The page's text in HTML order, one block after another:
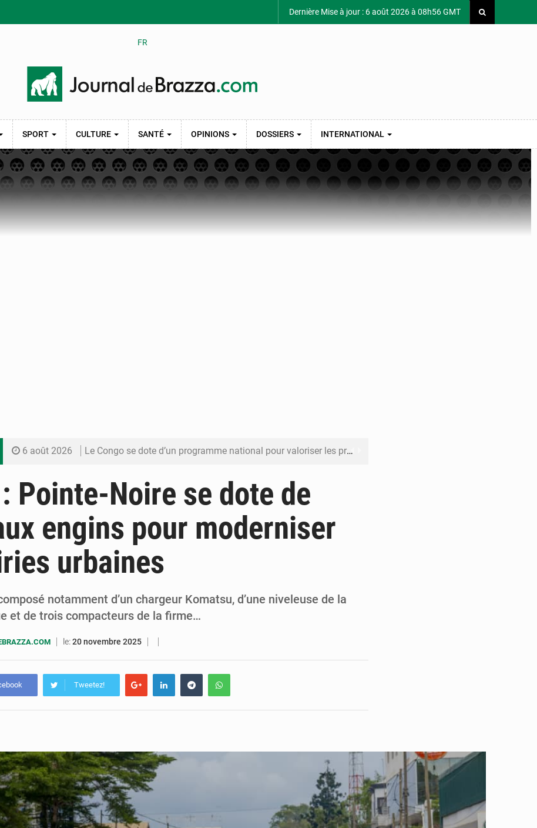
Dernière Mise à jour : 6 août 2026 à 08h56 GMT
FR
SPORT CULTURE SANTÉ OPINIONS DOSSIERS INTERNATIONAL
6 août 2026 Le Congo se dote d’un programme national pour valoriser les produits forestiers non ligneux
5 août 2026 Cémac : la Commission présente à Denis Sassou N’Guesso sa feuille de route
5 août 2026 Assassinat de l’entrepreneur sportif Vally Amisi : le principal suspect arrêté à Brazzaville
5 août 2026 Compétitions africaines : la CAF ferme la porte à l’AC Léopards et à l’AS Otohô
Pointe-Noire se dote de
engins pour moderniser
urbaines
notamment d’un chargeur Komatsu, d’une niveleuse de la
et de trois compacteurs de la firme…
le:20 novembre 2025
Tweetez!